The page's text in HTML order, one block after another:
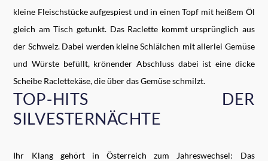
kleine Fleischstücke aufgespiest und in einen Topf mit heißem Öl
gleich am Tisch getunkt. Das Raclette kommt ursprünglich aus
der Schweiz. Dabei werden kleine Schlälchen mit allerlei Gemüse
und Würste befüllt, krönender Abschluss dabei ist eine dicke
Scheibe Raclettekäse, die über das Gemüse schmilzt.
TOP-HITS DER
SILVESTERNÄCHTE
Ihr Klang gehört in Österreich zum Jahreswechsel: Das